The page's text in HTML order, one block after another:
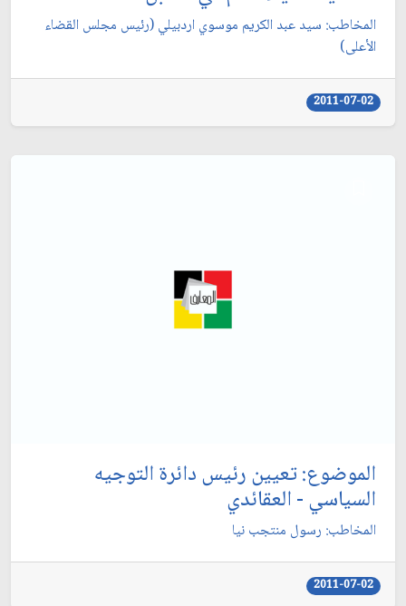
المخاطب: سيد عبد الكريم موسوي اردبيلي (رئيس مجلس القضاء
الأعلى)
2011-07-02
الموضوع: تعيين رئيس دائرة التوجيه
السياسي - العقائدي‏
المخاطب: رسول منتجب نيا
2011-07-02